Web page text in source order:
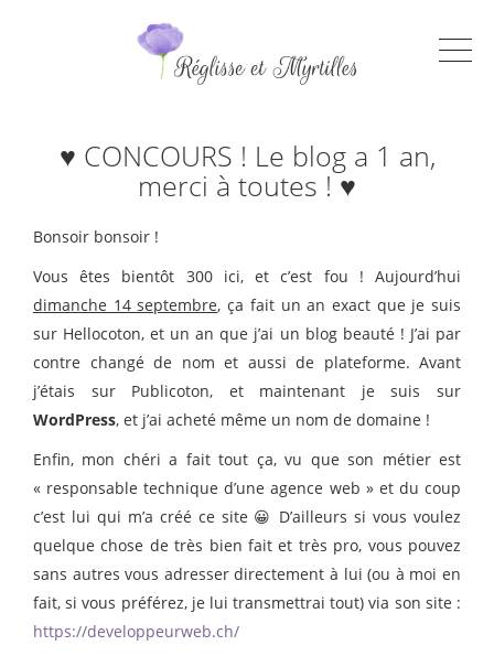
♥ CONCOURS ! Le blog a 1 an,
merci à toutes ! ♥
Bonsoir bonsoir !
Vous êtes bientôt 300 ici, et c’est fou ! Aujourd’hui
dimanche 14 septembre, ça fait un an exact que je suis
sur Hellocoton, et un an que j’ai un blog beauté ! J’ai par
contre changé de nom et aussi de plateforme. Avant
j’étais sur Publicoton, et maintenant je suis sur
WordPress, et j’ai acheté même un nom de domaine !
Enfin, mon chéri a fait tout ça, vu que son métier est
« responsable technique d’une agence web » et du coup
c’est lui qui m’a créé ce site 😀 D’ailleurs si vous voulez
quelque chose de très bien fait et très pro, vous pouvez
sans autres vous adresser directement à lui (ou à moi en
fait, si vous préférez, je lui transmettrai tout) via son site :
https://developpeurweb.ch/